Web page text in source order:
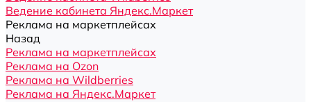
Ведение кабинета Яндекс.Маркет
Реклама на маркетплейсах
Назад
Реклама на маркетплейсах
Реклама на Ozon
Реклама на Wildberries
Реклама на Яндекс.Маркет